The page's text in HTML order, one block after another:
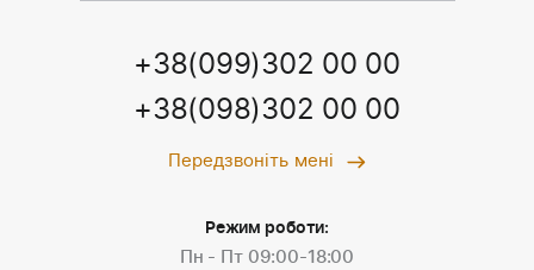
+38(099)302 00 00
+38(098)302 00 00
Передзвоніть мені
Режим роботи:
Пн - Пт 09:00-18:00